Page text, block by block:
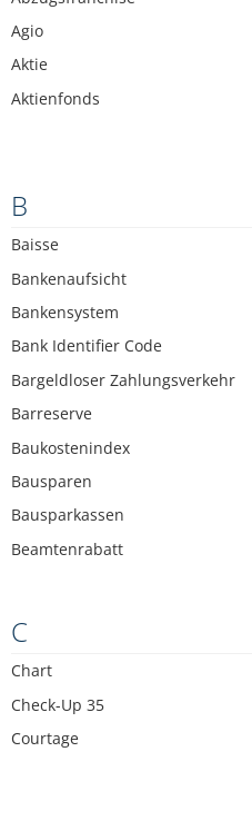
Agio
Aktie
Aktienfonds
B
Baisse
Bankenaufsicht
Bankensystem
Bank Identifier Code
Bargeldloser Zahlungsverkehr
Barreserve
Baukostenindex
Bausparen
Bausparkassen
Beamtenrabatt
C
Chart
Check-Up 35
Courtage